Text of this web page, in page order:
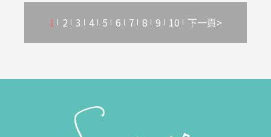
1 2 3 4 5 6 7 8 9 10 下一頁>